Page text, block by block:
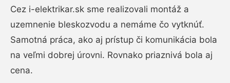
Cez i-elektrikar.sk sme realizovali montáž a
uzemnenie bleskozvodu a nemáme čo vytknúť.
Samotná práca, ako aj prístup či komunikácia bola
na veľmi dobrej úrovni. Rovnako priaznivá bola aj
cena.